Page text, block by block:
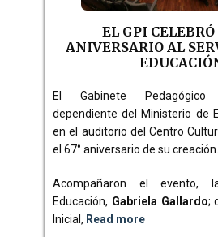
EL GPI CELEBRÓ
ANIVERSARIO AL
El Gabinete Pedagógico
dependiente del Ministerio de
en el auditorio del Centro
el 67° aniversario de su creación.
Acompañaron el evento,
Educación, Gabriela Gallardo;
Inicial, Read more